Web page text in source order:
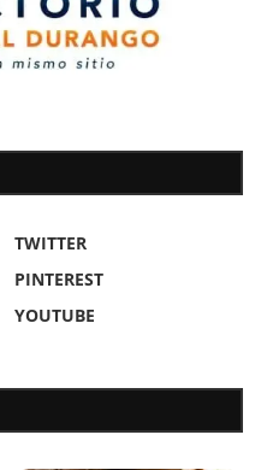
TWITTER
PINTEREST
YOUTUBE